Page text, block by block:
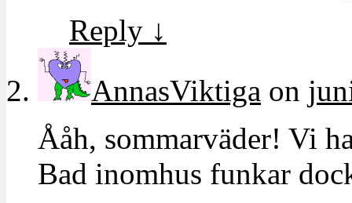
Reply ↓
AnnasViktiga on
Ååh, sommarväder! Vi
Bad inomhus funkar